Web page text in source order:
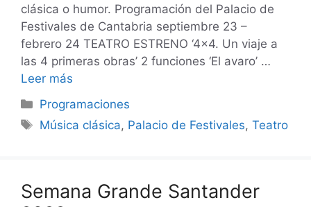
clásica o humor. Programación del Palacio de
Festivales de Cantabria septiembre 23 –
febrero 24 TEATRO ESTRENO ‘4×4. Un viaje a
las 4 primeras obras’ 2 funciones ‘El avaro’ …
Leer más
Categorías
Programaciones
Etiquetas
Música clásica, Palacio de Festivales,Teatro
Semana Grande Santander